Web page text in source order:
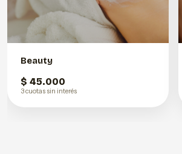
Beauty
$ 45.000
3 cuotas sin interés